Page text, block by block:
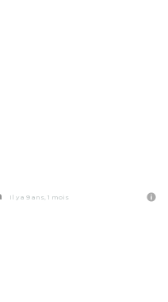
Il y a 9 ans, 1 mois